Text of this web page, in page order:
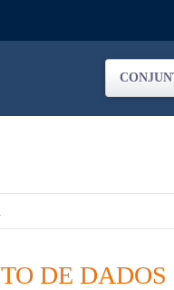
DE DADOS